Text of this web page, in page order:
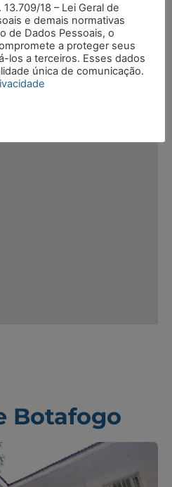
63 - Andaraí
142
Botafogo
18 – Lei Geral de
e demais normativas
de Dados Pessoais, o
a proteger seus
los a terceiros. Esses dados
única de comunicação.